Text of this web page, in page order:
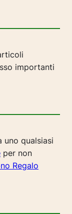
importanti
uno qualsiasi
per non
Regalo